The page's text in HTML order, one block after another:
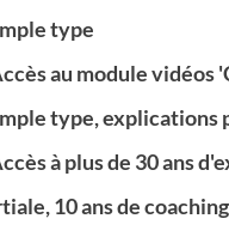
type
au module vidéos
type, explications
à plus de 30 ans
10 ans de